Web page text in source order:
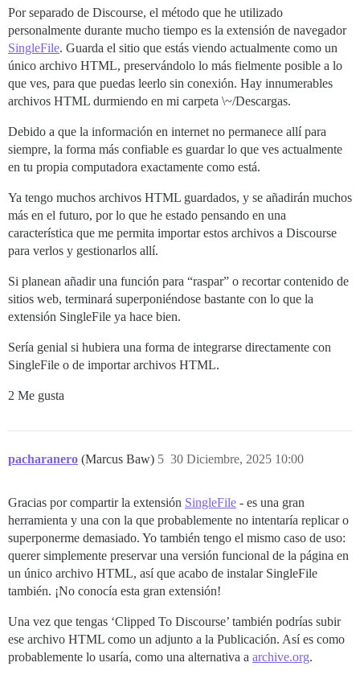
Por separado de Discourse, el método que he utilizado
personalmente durante mucho tiempo es la extensión de navegador
SingleFile. Guarda el sitio que estás viendo actualmente como un
único archivo HTML, preservándolo lo más fielmente posible a lo
que ves, para que puedas leerlo sin conexión. Hay innumerables
archivos HTML durmiendo en mi carpeta \~/Descargas.
Debido a que la información en internet no permanece allí para
siempre, la forma más confiable es guardar lo que ves actualmente
en tu propia computadora exactamente como está.
Ya tengo muchos archivos HTML guardados, y se añadirán muchos
más en el futuro, por lo que he estado pensando en una
característica que me permita importar estos archivos a Discourse
para verlos y gestionarlos allí.
Si planean añadir una función para “raspar” o recortar contenido de
sitios web, terminará superponiéndose bastante con lo que la
extensión SingleFile ya hace bien.
Sería genial si hubiera una forma de integrarse directamente con
SingleFile o de importar archivos HTML.
2 Me gusta
pacharanero (Marcus Baw) 30 Diciembre, 2025 10:00
5
Gracias por compartir la extensión SingleFile - es una gran
herramienta y una con la que probablemente no intentaría replicar o
superponerme demasiado. Yo también tengo el mismo caso de uso:
querer simplemente preservar una versión funcional de la página en
un único archivo HTML, así que acabo de instalar SingleFile
también. ¡No conocía esta gran extensión!
Una vez que tengas ‘Clipped To Discourse’ también podrías subir
ese archivo HTML como un adjunto a la Publicación. Así es como
probablemente lo usaría, como una alternativa a archive.org.